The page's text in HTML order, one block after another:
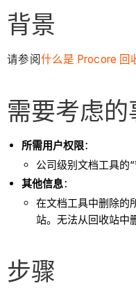
背景
请参阅什么是 Procore 回
需要考虑的
所需用户权限：
公司级别文档工具的“
其他信息：
在文档工具中删除的
站。无法从回收站中
步骤